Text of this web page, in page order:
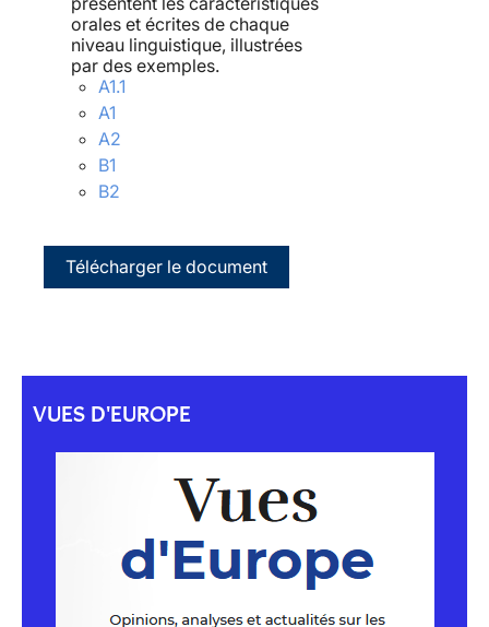
orales et écrites de chaque
niveau linguistique, illustrées
par des exemples.
A1.1
A1
A2
B1
B2
Télécharger le document
VUES D'EUROPE